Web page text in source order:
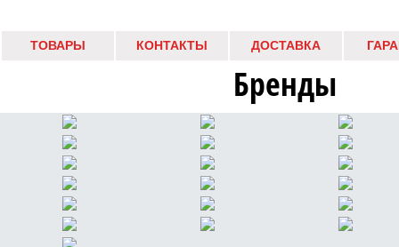
ТОВАРЫ КОНТАКТЫ ДОСТАВКА
Бренды